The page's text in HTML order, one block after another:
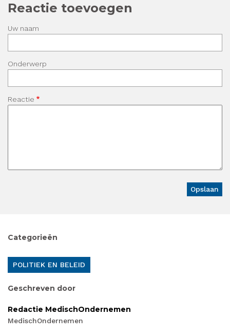
Reactie toevoegen
Uw naam
Onderwerp
Reactie
Categorieën
POLITIEK EN BELEID
Geschreven door
Redactie MedischOndernemen
MedischOndernemen